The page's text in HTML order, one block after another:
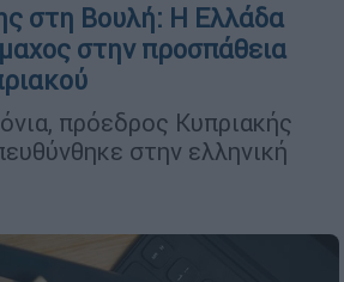
στη Βουλή: Η Ελλάδα
στην προσπάθεια
πρόεδρος Κυπριακής
στην ελληνική